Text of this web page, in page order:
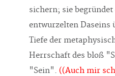
sichern; sie
entwurzelten Daseins
Tiefe der
Herrschaft des bloß
"Sein".((Auch mir